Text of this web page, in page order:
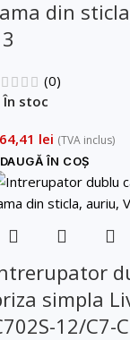
din
(0)
În stoc
lei (TVA inclus)
ÎN COȘ
simpla
12/C7-